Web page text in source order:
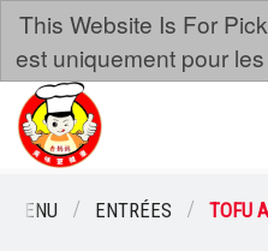
This Website Is For
est uniquement pour
MENU ENTRÉES TOFU